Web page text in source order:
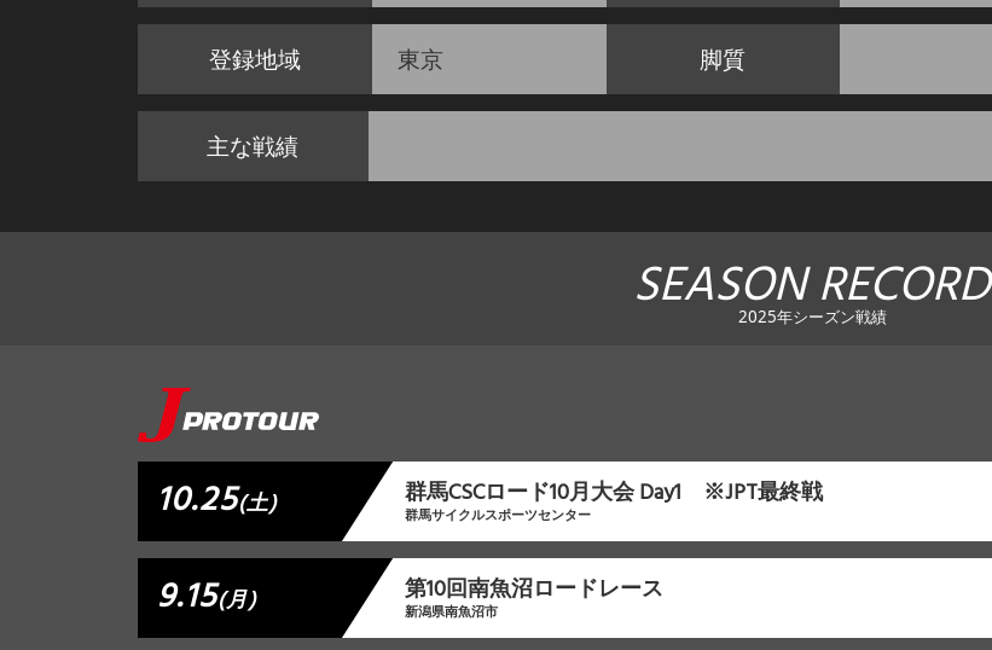
登録地域 東京 脚質
主な戦績
SEASON RECORD
2025年シーズン戦績
10.25(土) 群馬CSCロード10月大会 Day1 ※JPT最終戦
群馬サイクルスポーツセンター
9.15(月) 第10回南魚沼ロードレース
新潟県南魚沼市